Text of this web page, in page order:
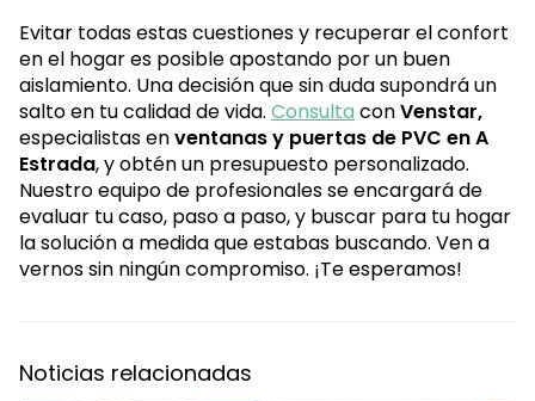
Evitar todas estas cuestiones y recuperar el confort
en el hogar es posible apostando por un buen
aislamiento. Una decisión que sin duda supondrá un
salto en tu calidad de vida. Consulta conVenstar,
especialistas enventanas y puertas de PVC en A
Estrada, y obtén un presupuesto personalizado.
Nuestro equipo de profesionales se encargará de
evaluar tu caso, paso a paso, y buscar para tu hogar
la solución a medida que estabas buscando. Ven a
vernos sin ningún compromiso. ¡Te esperamos!
Noticias relacionadas